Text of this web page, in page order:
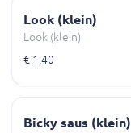
Look (klein)
Look (klein)
€ 1,40
Bicky saus (klein)